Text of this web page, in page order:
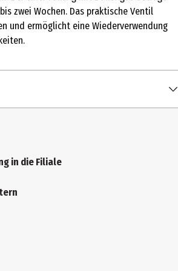
zwei Wochen. Das praktische Ventil
und ermöglicht eine Wiederverwendung
in die Filiale